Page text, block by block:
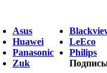
Asus
Huawei LeEco
Panasonic Philips
Zuk